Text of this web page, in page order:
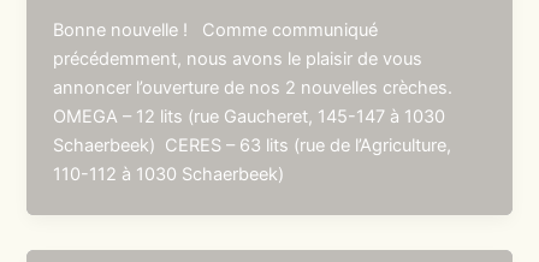
Bonne nouvelle ! Comme communiqué
précédemment, nous avons le plaisir de vous
annoncer l’ouverture de nos 2 nouvelles crèches.
OMEGA – 12 lits (rue Gaucheret, 145-147 à 1030
Schaerbeek) CERES – 63 lits (rue de l’Agriculture,
110-112 à 1030 Schaerbeek)